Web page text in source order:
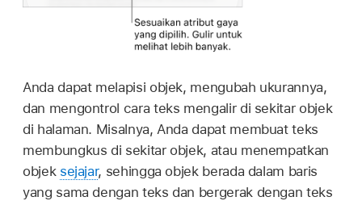
Anda dapat melapisi objek, mengubah ukurannya,
dan mengontrol cara teks mengalir di sekitar objek
di halaman. Misalnya, Anda dapat membuat teks
membungkus di sekitar objek, atau menempatkan
objek sejajar, sehingga objek berada dalam baris
yang sama dengan teks dan bergerak dengan teks